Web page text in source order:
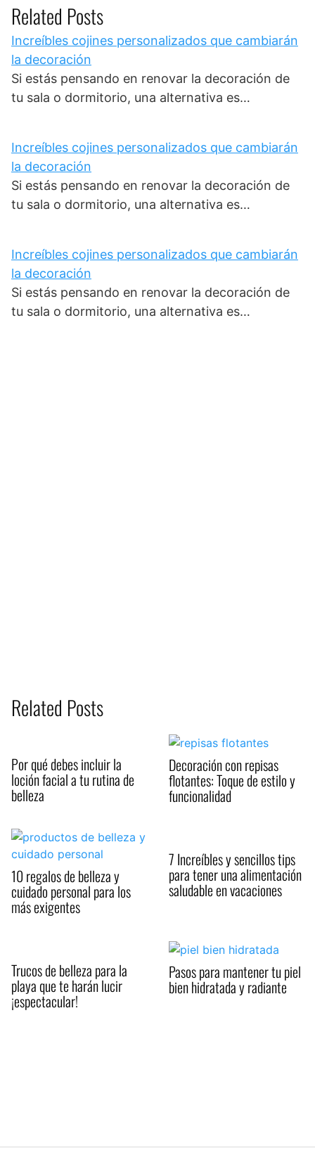
Related Posts
Increíbles cojines personalizados que cambiarán
la decoración
Si estás pensando en renovar la decoración de
tu sala o dormitorio, una alternativa es…
Increíbles cojines personalizados que cambiarán
la decoración
Si estás pensando en renovar la decoración de
tu sala o dormitorio, una alternativa es…
Increíbles cojines personalizados que cambiarán
la decoración
Si estás pensando en renovar la decoración de
tu sala o dormitorio, una alternativa es…
Related Posts
Por qué debes incluir la
loción facial a tu rutina de
belleza
Decoración con repisas
flotantes: Toque de estilo y
funcionalidad
10 regalos de belleza y
cuidado personal para los
más exigentes
7 Increíbles y sencillos tips
para tener una alimentación
saludable en vacaciones
Trucos de belleza para la
playa que te harán lucir
¡espectacular!
Pasos para mantener tu piel
bien hidratada y radiante